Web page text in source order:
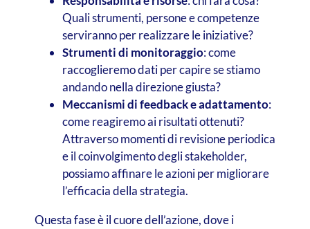
Quali strumenti, persone e competenze
serviranno per realizzare le iniziative?
Strumenti di monitoraggio: come
raccoglieremo dati per capire se stiamo
andando nella direzione giusta?
Meccanismi di feedback e adattamento:
come reagiremo ai risultati ottenuti?
Attraverso momenti di revisione periodica
e il coinvolgimento degli stakeholder,
possiamo affinare le azioni per migliorare
l’efficacia della strategia.
Questa fase è il cuore dell’azione, dove i